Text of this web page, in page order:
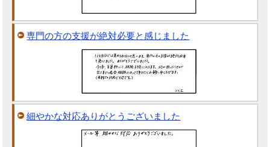
専門の方の支援が絶対必要と感じました
細やかな対応ありがとうございました